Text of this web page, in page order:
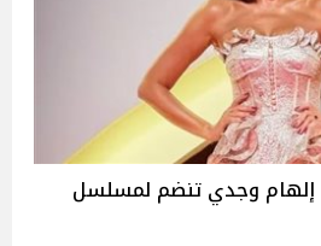
"وتر حساس 2".. إلهام وجدي تنضم لمسلسل